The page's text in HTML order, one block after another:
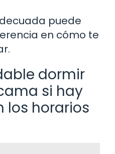
puede
en cómo te
dormir
si hay
los horarios